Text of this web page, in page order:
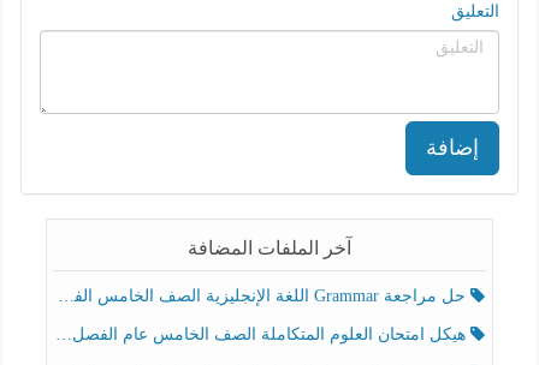
التعليق
إضافة
آخر الملفات المضافة
حل مراجعة Grammar اللغة الإنجليزية الصف الخامس الفصل الثالث
هيكل امتحان العلوم المتكاملة الصف الخامس عام الفصل الدراسي الثالث 2025-2026